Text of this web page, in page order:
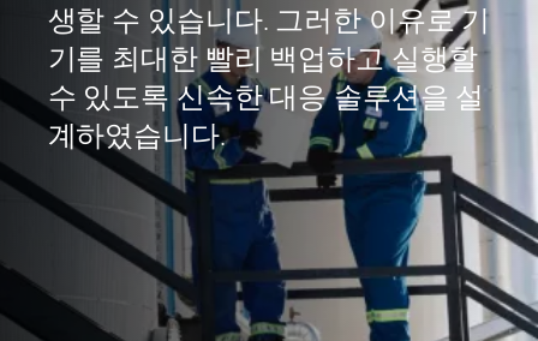
생할 수 있습니다. 그러한 이유로 기
기를 최대한 빨리 백업하고 실행할
수 있도록 신속한 대응 솔루션을 설
계하였습니다.